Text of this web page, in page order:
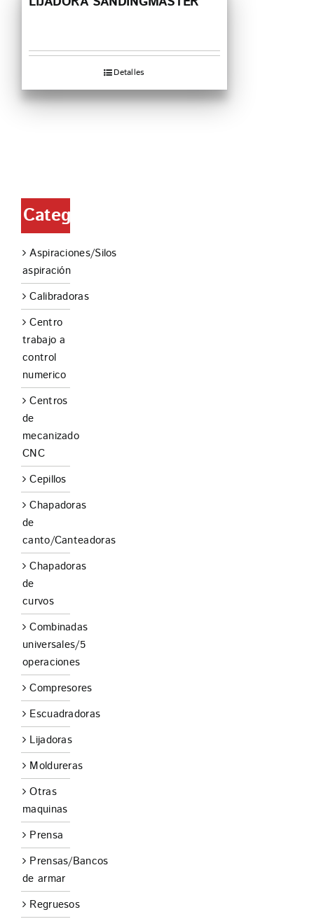
Detalles
Categorías
Aspiraciones/Silos
aspiración
Calibradoras
Centro
trabajo a
control
numerico
Centros
de
mecanizado
CNC
Cepillos
Chapadoras
de
canto/Canteadoras
Chapadoras
de
curvos
Combinadas
universales/5
operaciones
Compresores
Escuadradoras
Lijadoras
Moldureras
Otras
maquinas
Prensa
Prensas/Bancos
de armar
Regruesos